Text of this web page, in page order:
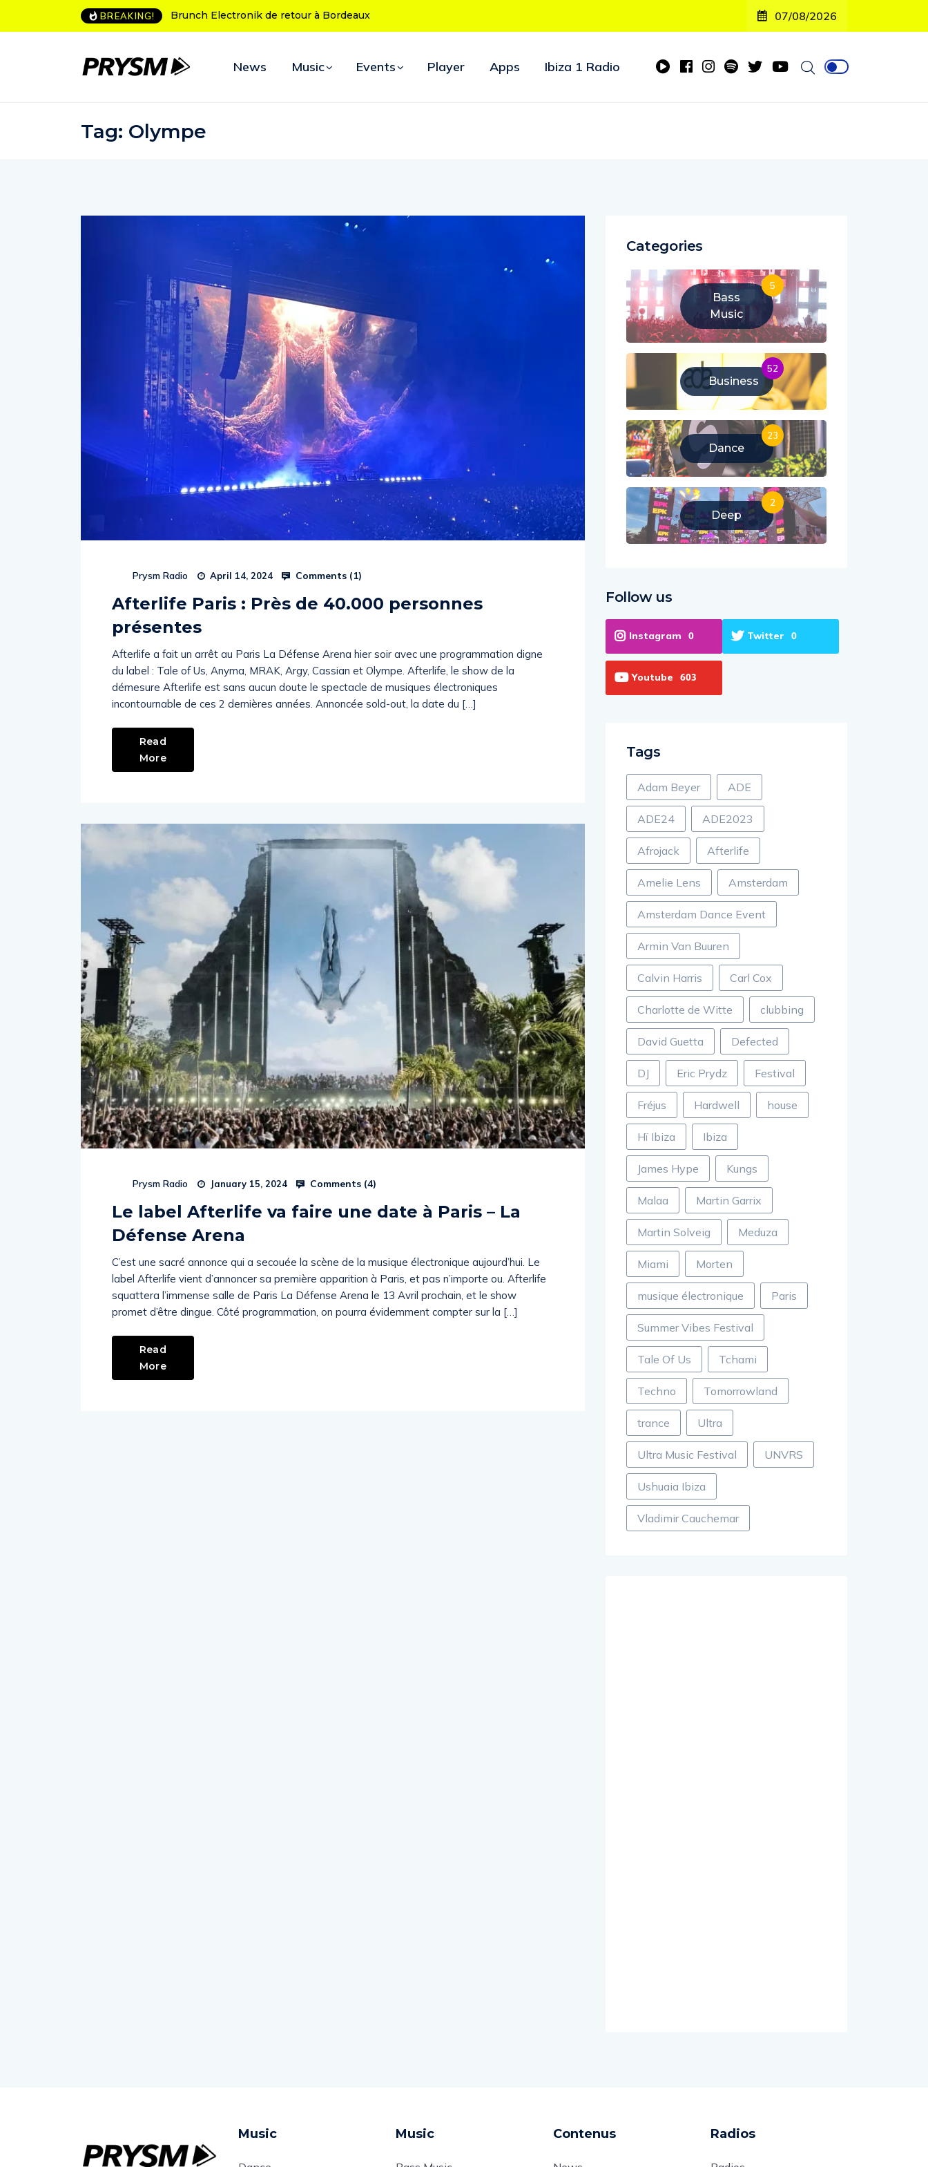
BREAKING!
Electronik de retour à BordeauxL’Amnesia Ibiza fête ses 50 ans : le
programme des soirées d’ouverture
07/08/2026
News Music Events Player Apps Ibiza 1 Radio
Tag: Olympe
Prysm Radio April 14, 2024 Comments (1)
Afterlife Paris : Près de 40.000 personnes
présentes
Afterlife a fait un arrêt au Paris La Défense Arena hier soir avec une programmation digne
du label : Tale of Us, Anyma, MRAK, Argy, Cassian et Olympe. Afterlife, le show de la
démesure Afterlife est sans aucun doute le spectacle de musiques électroniques
incontournable de ces 2 dernières années. Annoncée sold-out, la date du […]
Read
More
Prysm Radio January 15, 2024 Comments (4)
Le label Afterlife va faire une date à Paris – La
Défense Arena
C’est une sacré annonce qui a secouée la scène de la musique électronique aujourd’hui. Le
label Afterlife vient d’annoncer sa première apparition à Paris, et pas n’importe ou. Afterlife
squattera l’immense salle de Paris La Défense Arena le 13 Avril prochain, et le show
promet d’être dingue. Côté programmation, on pourra évidemment compter sur la […]
Read
More
Categories
Bass
Music
5
Business
52
Dance
23
Deep
2
Follow us
Instagram 0 Twitter 0
Youtube 603
Tags
Adam Beyer ADE
ADE24 ADE2023
Afrojack Afterlife
Amelie Lens Amsterdam
Amsterdam Dance Event
Armin Van Buuren
Calvin Harris Carl Cox
Charlotte de Witte clubbing
David Guetta Defected
DJ Eric Prydz Festival
Fréjus Hardwell house
Hï Ibiza Ibiza
James Hype Kungs
Malaa Martin Garrix
Martin Solveig Meduza
Miami Morten
musique électronique Paris
Summer Vibes Festival
Tale Of Us Tchami
Techno Tomorrowland
trance Ultra
Ultra Music Festival UNVRS
Ushuaia Ibiza
Vladimir Cauchemar
Music Music Contenus Radios